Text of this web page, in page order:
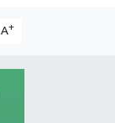
A+